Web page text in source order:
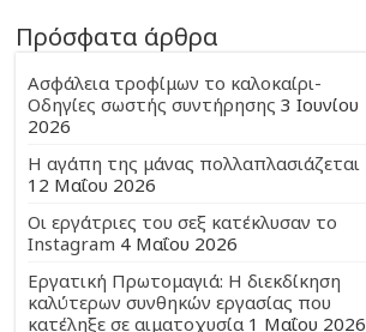
Πρόσφατα άρθρα
Ασφάλεια τροφίμων το καλοκαίρι-
Οδηγίες σωστής συντήρησης 3 Ιουνίου
2026
Η αγάπη της μάνας πολλαπλασιάζεται
12 Μαΐου 2026
Οι εργάτριες του σεξ κατέκλυσαν το
Instagram 4 Μαΐου 2026
Εργατική Πρωτομαγιά: Η διεκδίκηση
καλύτερων συνθηκών εργασίας που
κατέληξε σε αιματοχυσία 1 Μαΐου 2026